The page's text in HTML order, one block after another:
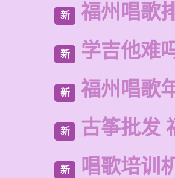
新 福州唱歌
新 学吉他难
新 福州唱歌
新 古筝批发
新 唱歌培训